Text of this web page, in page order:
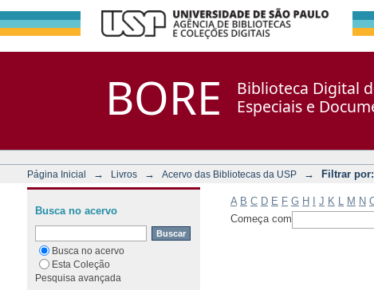
BORE
Biblioteca Digital
Especiais e
Página Inicial → Livros → Acervo das Bibliotecas da USP → Filtrar
A B C D E F G H J K M N
Começa com
Busca no acervo
Busca no acervo
Esta Coleção
Pesquisa avançada